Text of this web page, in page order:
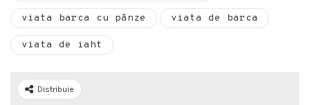
viata barca cu pânze viata de barca
viata de iaht
Distribuie